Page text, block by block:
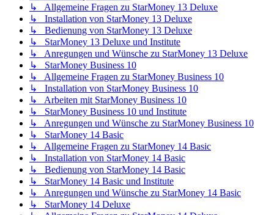
↳ Allgemeine Fragen zu StarMoney 13 Deluxe
↳ Installation von StarMoney 13 Deluxe
↳ Bedienung von StarMoney 13 Deluxe
↳ StarMoney 13 Deluxe und Institute
↳ Anregungen und Wünsche zu StarMoney 13 Deluxe
↳ StarMoney Business 10
↳ Allgemeine Fragen zu StarMoney Business 10
↳ Installation von StarMoney Business 10
↳ Arbeiten mit StarMoney Business 10
↳ StarMoney Business 10 und Institute
↳ Anregungen und Wünsche zu StarMoney Business 10
↳ StarMoney 14 Basic
↳ Allgemeine Fragen zu StarMoney 14 Basic
↳ Installation von StarMoney 14 Basic
↳ Bedienung von StarMoney 14 Basic
↳ StarMoney 14 Basic und Institute
↳ Anregungen und Wünsche zu StarMoney 14 Basic
↳ StarMoney 14 Deluxe